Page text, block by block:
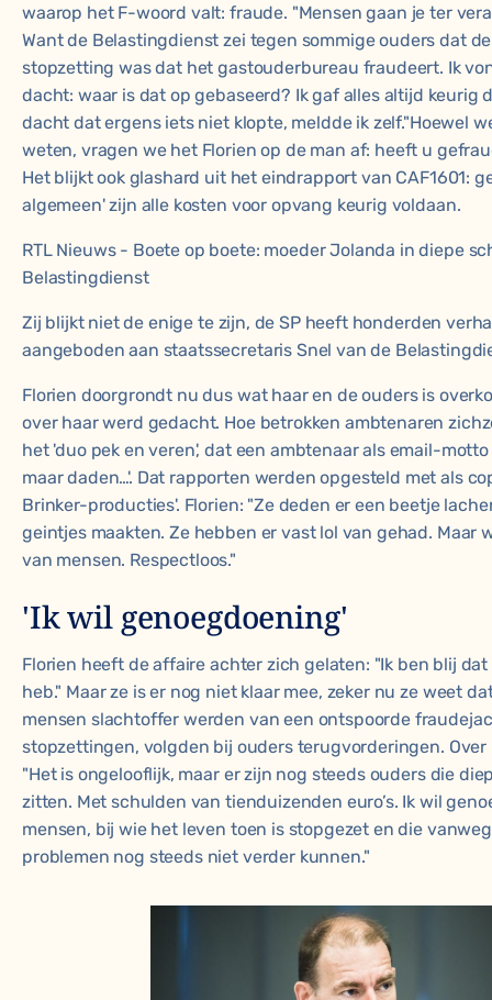
waarop het F-woord valt: fraude. "Mensen gaan je ter
Want de Belastingdienst zei tegen sommige ouders dat
stopzetting was dat het gastouderbureau fraudeert. Ik
dacht: waar is dat op gebaseerd? Ik gaf alles altijd keurig
dacht dat ergens iets niet klopte, meldde ik zelf."Hoewel
weten, vragen we het Florien op de man af: heeft u
Het blijkt ook glashard uit het eindrapport van CAF1601:
algemeen' zijn alle kosten voor opvang keurig voldaan.
RTL Nieuws - Boete op boete: moeder Jolanda in diepe
Belastingdienst
Zij blijkt niet de enige te zijn, de SP heeft honderden
aangeboden aan staatssecretaris Snel van de
Florien doorgrondt nu dus wat haar en de ouders is
over haar werd gedacht. Hoe betrokken ambtenaren
het 'duo pek en veren', dat een ambtenaar als email-
maar daden…'. Dat rapporten werden opgesteld met als
Brinker-producties'. Florien: "Ze deden er een beetje
geintjes maakten. Ze hebben er vast lol van gehad. Maar
van mensen. Respectloos."
'Ik wil genoegdoening'
Florien heeft de affaire achter zich gelaten: "Ik ben blij
heb." Maar ze is er nog niet klaar mee, zeker nu ze weet
mensen slachtoffer werden van een ontspoorde
stopzettingen, volgden bij ouders terugvorderingen. Over
"Het is ongelooflijk, maar er zijn nog steeds ouders die
zitten. Met schulden van tienduizenden euro’s. Ik wil
mensen, bij wie het leven toen is stopgezet en die
problemen nog steeds niet verder kunnen."